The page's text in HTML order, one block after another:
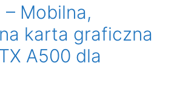
Mobilna,
karta graficzna
A500 dla